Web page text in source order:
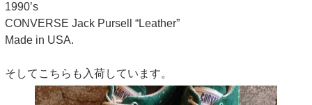
1990’s
CONVERSE Jack Pursell “Leather”
Made in USA.
そしてこちらも入荷しています。